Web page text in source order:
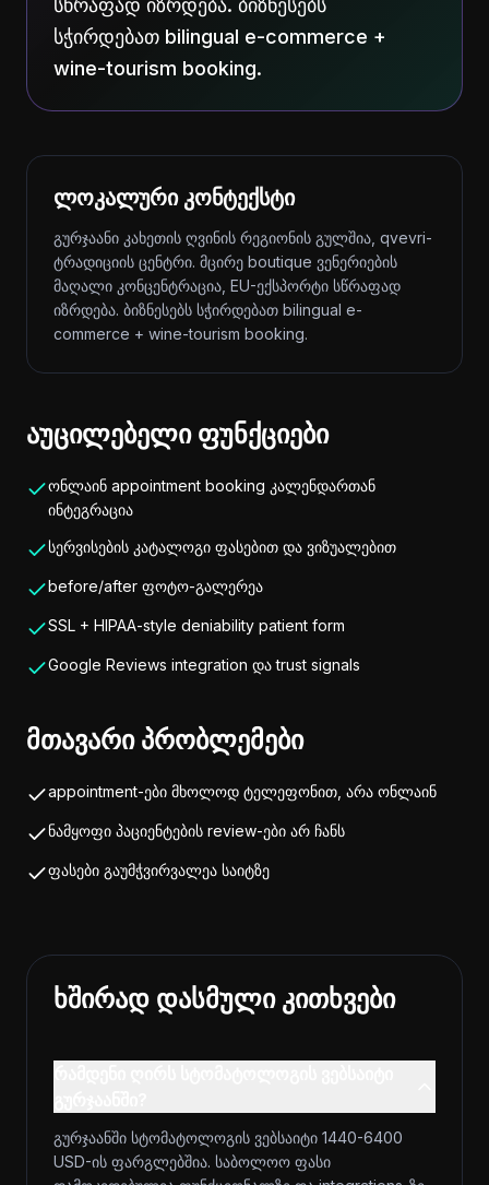
სწრაფად იზრდება. ბიზნესებს
სჭირდებათ bilingual e-commerce +
wine-tourism booking.
ლოკალური კონტექსტი
გურჯაანი კახეთის ღვინის რეგიონის გულშია, qvevri-
ტრადიციის ცენტრი. მცირე boutique ვენერიების
მაღალი კონცენტრაცია, EU-ექსპორტი სწრაფად
იზრდება. ბიზნესებს სჭირდებათ bilingual e-
commerce + wine-tourism booking.
აუცილებელი ფუნქციები
ონლაინ appointment booking კალენდართან
ინტეგრაცია
სერვისების კატალოგი ფასებით და ვიზუალებით
before/after ფოტო-გალერეა
SSL + HIPAA-style deniability patient form
Google Reviews integration და trust signals
მთავარი პრობლემები
appointment-ები მხოლოდ ტელეფონით, არა ონლაინ
ნამყოფი პაციენტების review-ები არ ჩანს
ფასები გაუმჭვირვალეა საიტზე
ხშირად დასმული კითხვები
გურჯაანში სტომატოლოგის ვებსაიტი 1440-6400
USD-ის ფარგლებშია. საბოლოო ფასი